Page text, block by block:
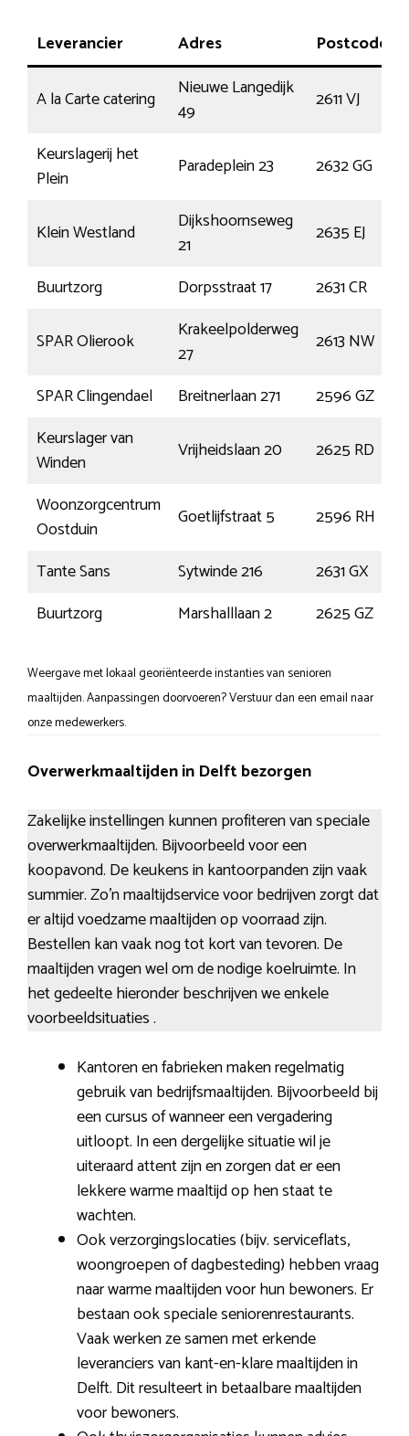
Leverancier Adres Postcode
A la Carte catering
Nieuwe Langedijk
49
2611 VJ
Keurslagerij het
Plein
Paradeplein 23 2632 GG
Klein Westland
Dijkshoornseweg
21
2635 EJ
Buurtzorg
Dorpsstraat 17 2631 CR
SPAR Olierook
Krakeelpolderweg
27
2613 NW
SPAR Clingendael
Breitnerlaan 271 2596 GZ
Keurslager van
Winden
Vrijheidslaan 20 2625 RD
Woonzorgcentrum
Oostduin
Goetlijfstraat 5 2596 RH
Tante Sans
Sytwinde 216 2631 GX
Buurtzorg
Marshalllaan 2 2625 GZ
Weergave met lokaal georiënteerde instanties van senioren
maaltijden. Aanpassingen doorvoeren? Verstuur dan een email naar
onze medewerkers.
Overwerkmaaltijden in Delft bezorgen
Zakelijke instellingen kunnen profiteren van speciale
overwerkmaaltijden. Bijvoorbeeld voor een
koopavond. De keukens in kantoorpanden zijn vaak
summier. Zo’n maaltijdservice voor bedrijven zorgt dat
er altijd voedzame maaltijden op voorraad zijn.
Bestellen kan vaak nog tot kort van tevoren. De
maaltijden vragen wel om de nodige koelruimte. In
het gedeelte hieronder beschrijven we enkele
voorbeeldsituaties .
Kantoren en fabrieken maken regelmatig
gebruik van bedrijfsmaaltijden. Bijvoorbeeld bij
een cursus of wanneer een vergadering
uitloopt. In een dergelijke situatie wil je
uiteraard attent zijn en zorgen dat er een
lekkere warme maaltijd op hen staat te
wachten.
Ook verzorgingslocaties (bijv. serviceflats,
woongroepen of dagbesteding) hebben vraag
naar warme maaltijden voor hun bewoners. Er
bestaan ook speciale seniorenrestaurants.
Vaak werken ze samen met erkende
leveranciers van kant-en-klare maaltijden in
Delft. Dit resulteert in betaalbare maaltijden
voor bewoners.